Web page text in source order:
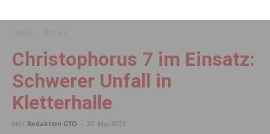
Christophorus 7 im Einsatz:
Schwerer Unfall in
Kletterhalle
von Redaktion GTO - 20. Mai 2023